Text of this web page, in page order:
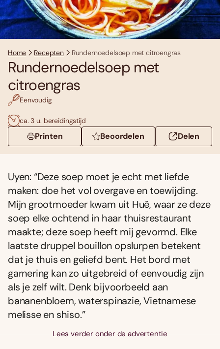
Home Recepten Rundernoedelsoep met citroengras
Rundernoedelsoep met
citroengras
Eenvoudig
ca. 3 u. bereidingstijd
Printen Beoordelen Delen
Uyen: “Deze soep moet je echt met liefde
maken: doe het vol overgave en toewijding.
Mijn grootmoeder kwam uit Huê, waar ze deze
soep elke ochtend in haar thuisrestaurant
maakte; deze soep heeft mij gevormd. Elke
laatste druppel bouillon opslurpen betekent
dat je thuis en geliefd bent. Het bord met
garnering kan zo uitgebreid of eenvoudig zijn
als je zelf wilt. Denk bijvoorbeeld aan
bananenbloem, waterspinazie, Vietnamese
melisse en shiso.”
Lees verder onder de advertentie